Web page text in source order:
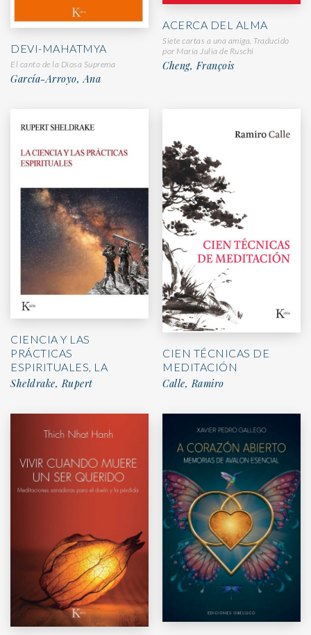
DEVI-MAHATMYA
El canto de la Diosa Suprema
García-Arroyo, Ana
ACERCA DEL ALMA
Siete cartas a una amiga. Traducido
por María Julia de Ruschi
Cheng, François
CIENCIA Y LAS
PRÁCTICAS
ESPIRITUALES, LA
Sheldrake, Rupert
CIEN TÉCNICAS DE
MEDITACIÓN
Calle, Ramiro